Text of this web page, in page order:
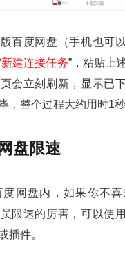
百度网盘（手机也可
新建连接任务”，粘贴上
会立刻刷新，显示已
，整个过程大约用时1秒
盘限速
度网盘内，如果你不
限速的厉害，可以使
插件。